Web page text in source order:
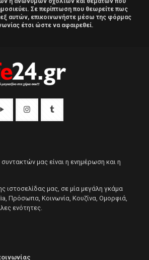
Σε περίπτωση που θεωρείτε πως
εξ αυτών, επικοινωνήστε μέσω της φόρμας
έτσι ώστε να αφαιρεθεί.
μας είναι η ενημέρωση και η
ιστοσελίδας μας, σε μία μεγάλη γκάμα
Πρόσωπα, Κοινωνία, Κουζίνα, Ομορφιά,
ενότητες.